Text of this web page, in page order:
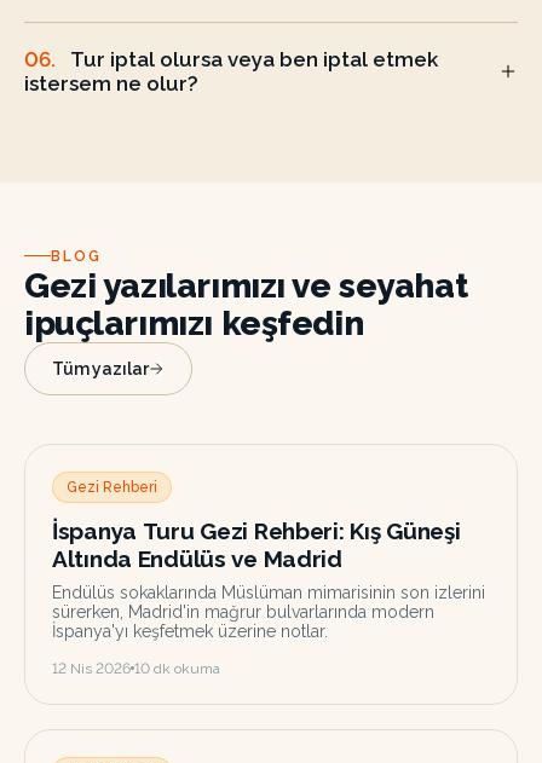
06.
Tur iptal olursa veya ben iptal etmek
istersem ne olur?
BLOG
Gezi yazılarımızı ve seyahat
ipuçlarımızı keşfedin
Tüm yazılar
Gezi Rehberi
İspanya Turu Gezi Rehberi: Kış Güneşi
Altında Endülüs ve Madrid
Endülüs sokaklarında Müslüman mimarisinin son izlerini
sürerken, Madrid'in mağrur bulvarlarında modern
İspanya'yı keşfetmek üzerine notlar.
12 Nis 2026 10 dk okuma